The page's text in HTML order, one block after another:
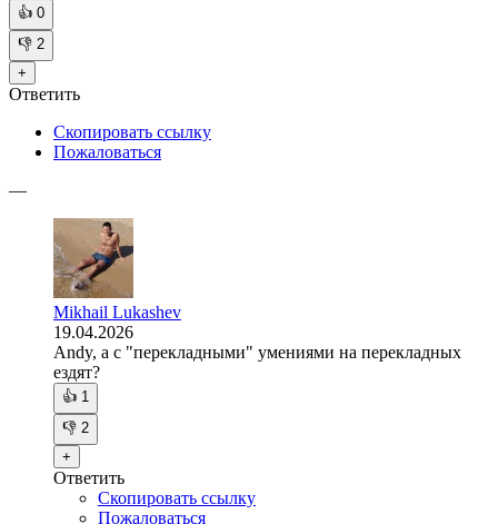
👍 0
👎 2
+
Ответить
Скопировать ссылку
Пожаловаться
—
Mikhail Lukashev
19.04.2026
Andy, а с "перекладными" умениями на перекладных
ездят?
👍 1
👎 2
+
Ответить
Скопировать ссылку
Пожаловаться